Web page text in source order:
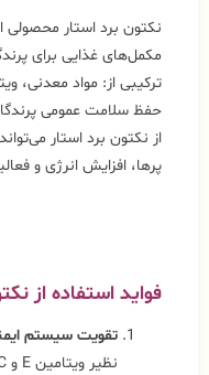
نکتون برد استار
مکمل‌های غذایی برای
ترکیبی از: مواد معدنی،
حفظ سلامت عمومی
از نکتون برد استار
پرها، افزایش انرژی و
فواید استفاده از
تقویت سیستم